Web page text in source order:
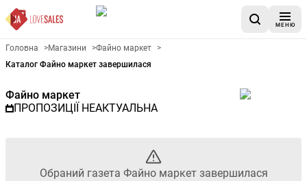
МЕНЮ
Рекламна газета Файно
Головна >Магазини >Файно маркет >
Каталог Файно маркет завершилася
Файно маркет
ПРОПОЗИЦІЇ НЕАКТУАЛЬНА
Обраний газета Файно маркет завершилася